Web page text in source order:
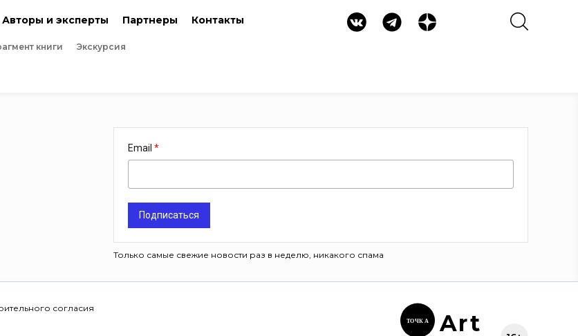
Авторы и эксперты Партнеры Контакты
книги Экскурсия
Email
Подписаться
Только самые свежие новости раз в неделю, никакого спама
согласия
ТОЧК А Art